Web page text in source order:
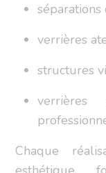
séparations
verrières
structures
Chaque